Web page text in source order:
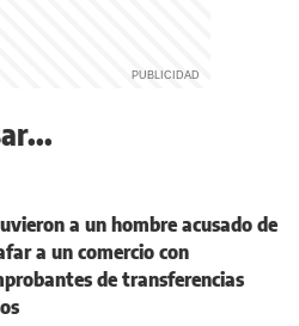
a un hombre acusado de
a un comercio con
de transferencias